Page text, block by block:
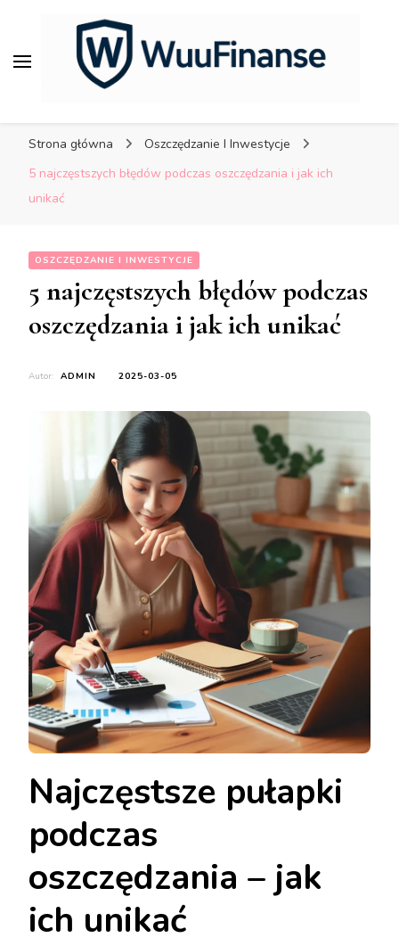
porady dla bezpiecznych
finansów.
porady dla bezpiecznych
finansów.
Strona główna
Oszczędzanie I Inwestycje
5 najczęstszych błędów podczas oszczędzania i jak ich
unikać
OSZCZĘDZANIE I INWESTYCJE
5 najczęstszych błędów podczas
oszczędzania i jak ich unikać
Autor: ADMIN 2025-03-05
Najczęstsze pułapki
podczas
oszczędzania – jak
ich unikać